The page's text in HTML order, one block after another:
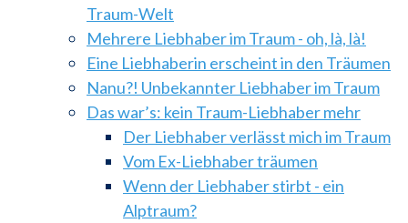
Traum-Welt
Mehrere Liebhaber im Traum - oh, là, là!
Eine Liebhaberin erscheint in den Träumen
Nanu?! Unbekannter Liebhaber im Traum
Das war’s: kein Traum-Liebhaber mehr
Der Liebhaber verlässt mich im Traum
Vom Ex-Liebhaber träumen
Wenn der Liebhaber stirbt - ein
Alptraum?